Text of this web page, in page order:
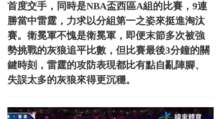
首度交手，同時是NBA盃西區A組的比賽，9連
勝當中雷霆，力求以分組第一之姿來挺進淘汰
賽。衛冕軍不愧是衛冕軍，即便末節多次被強
勢挑戰的灰狼追平比數，但比賽最後3分鐘的關
鍵時刻，雷霆的攻防表現都比有點自亂陣腳、
失誤太多的灰狼來得更沉穩。